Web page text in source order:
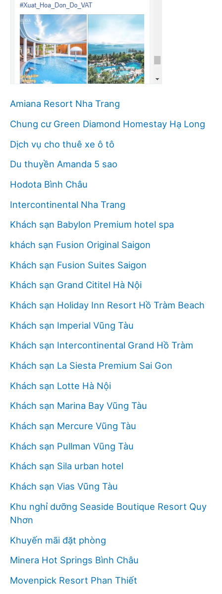
Amiana Resort Nha Trang
Chung cư Green Diamond Homestay Hạ Long
Dịch vụ cho thuê xe ô tô
Du thuyền Amanda 5 sao
Hodota Bình Châu
Intercontinental Nha Trang
Khách sạn Babylon Premium hotel spa
khách sạn Fusion Original Saigon
Khách sạn Fusion Suites Saigon
Khách sạn Grand Cititel Hà Nội
Khách sạn Holiday Inn Resort Hồ Tràm Beach
Khách sạn Imperial Vũng Tàu
Khách sạn Intercontinental Grand Hồ Tràm
Khách sạn La Siesta Premium Sai Gon
Khách sạn Lotte Hà Nội
Khách sạn Marina Bay Vũng Tàu
Khách sạn Mercure Vũng Tàu
Khách sạn Pullman Vũng Tàu
Khách sạn Sila urban hotel
Khách sạn Vias Vũng Tàu
Khu nghỉ dưỡng Seaside Boutique Resort Quy
Nhơn
Khuyến mãi đặt phòng
Minera Hot Springs Bình Châu
Movenpick Resort Phan Thiết